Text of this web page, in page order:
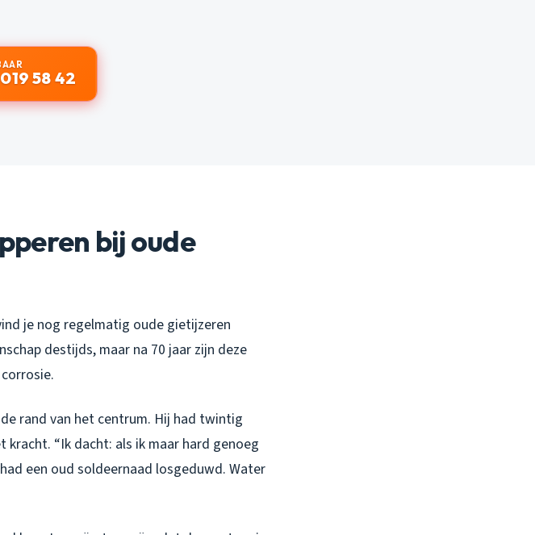
58 42
bij oude
je nog regelmatig oude gietijzeren
destijds, maar na 70 jaar zijn deze
rand van het centrum. Hij had twintig
kracht. “Ik dacht: als ik maar hard genoeg
een oud soldeernaad losgeduwd. Water